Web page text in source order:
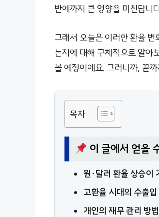
반에까지 큰 영향을 미친답니
그래서 오늘은 이러한 환율
는지에 대해 구체적으로 알아
볼 예정이에요. 그러니까, 끝
목차
이 글에서 얻을
원·달러 환율 상승이
고환율 시대의 수출
개인의 재무 관리 방법